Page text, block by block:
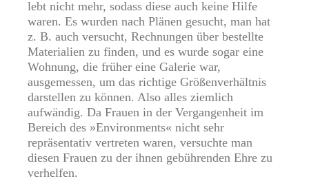
lebt nicht mehr, sodass diese auch keine Hilfe
waren. Es wurden nach Plänen gesucht, man hat
z. B. auch versucht, Rechnungen über bestellte
Materialien zu finden, und es wurde sogar eine
Wohnung, die früher eine Galerie war,
ausgemessen, um das richtige Größenverhältnis
darstellen zu können. Also alles ziemlich
aufwändig. Da Frauen in der Vergangenheit im
Bereich des »Environments« nicht sehr
repräsentativ vertreten waren, versuchte man
diesen Frauen zu der ihnen gebührenden Ehre zu
verhelfen.